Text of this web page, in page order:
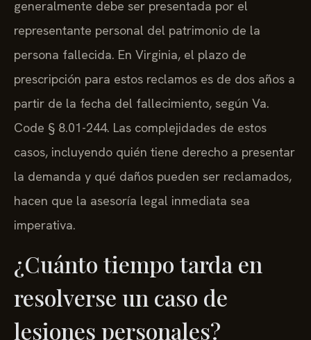
generalmente debe ser presentada por el
representante personal del patrimonio de la
persona fallecida. En Virginia, el plazo de
prescripción para estos reclamos es de dos años a
partir de la fecha del fallecimiento, según Va.
Code § 8.01-244. Las complejidades de estos
casos, incluyendo quién tiene derecho a presentar
la demanda y qué daños pueden ser reclamados,
hacen que la asesoría legal inmediata sea
imperativa.
¿Cuánto tiempo tarda en
resolverse un caso de
lesiones personales?